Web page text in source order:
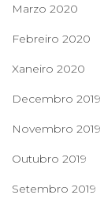
Marzo 2020
Febreiro 2020
Xaneiro 2020
Decembro 2019
Novembro 2019
Outubro 2019
Setembro 2019